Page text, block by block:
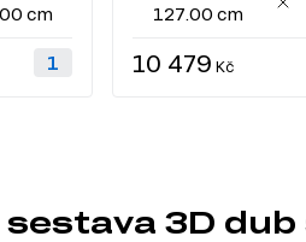
cm 127.00 cm
10 479 Kč
3D